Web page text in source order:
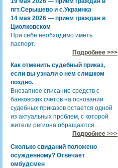
пгт.Серышево и с.Украинка
14 мая 2026 — прием граждан в
Циолковском
При себе необходимо иметь
паспорт.
Подробнее >>>
Как отменить судебный приказ,
если вы узнали о нем слишком
поздно.
Внезапное списание средств с
банковских счетов на основании
судебных приказов остается одной
из актуальных проблем, с которой
жители региона обращаются…
Подробнее >>>
Сколько свиданий положено
осужденному? Отвечает
омбудсмен